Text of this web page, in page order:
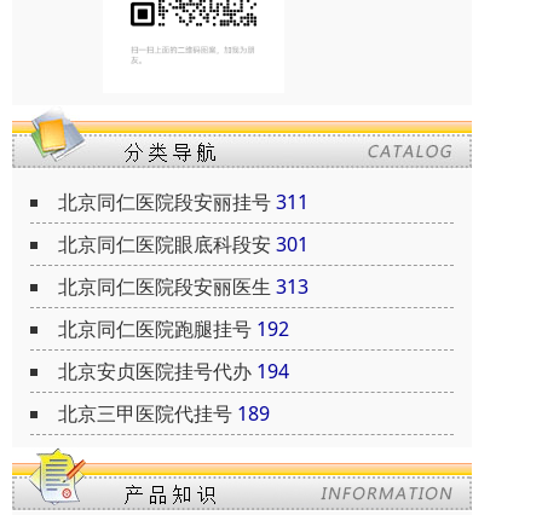
北京同仁医院段安丽挂号311
北京同仁医院眼底科段安301
北京同仁医院段安丽医生 313
北京同仁医院跑腿挂号 192
北京安贞医院挂号代办 194
北京三甲医院代挂号 189